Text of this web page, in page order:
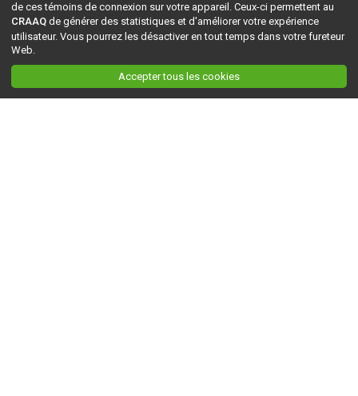
de ces témoins de connexion sur votre appareil. Ceux-ci permettent au
CRAAQ de générer des statistiques et d'améliorer votre expérience
utilisateur. Vous pourrez les désactiver en tout temps dans votre fureteur
Web.
Accepter tous les cookies